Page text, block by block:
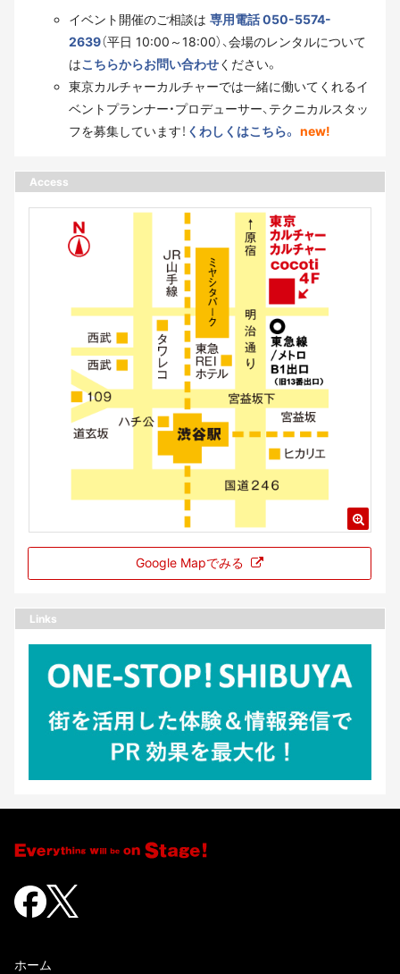
イベント開催のご相談は 専用電話 050-5574-
2639（平日 10:00～18:00）、会場のレンタルについて
はこちらからお問い合わせください。
東京カルチャーカルチャーでは一緒に働いてくれるイ
ベントプランナー・プロデューサー、テクニカルスタッ
フを募集しています！ くわしくはこちら。 new!
Access
Google Mapでみる
Links
ホーム